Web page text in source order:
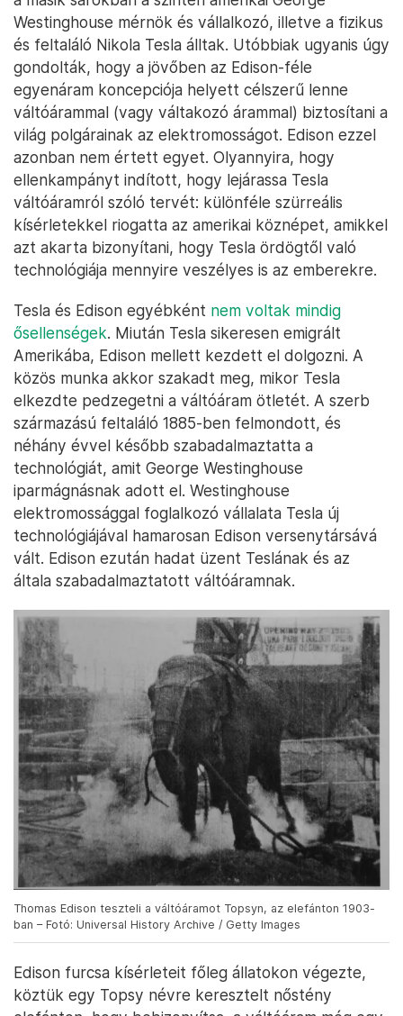
Westinghouse mérnök és vállalkozó, illetve a fizikus
és feltaláló Nikola Tesla álltak. Utóbbiak ugyanis úgy
gondolták, hogy a jövőben az Edison-féle
egyenáram koncepciója helyett célszerű lenne
váltóárammal (vagy váltakozó árammal) biztosítani a
világ polgárainak az elektromosságot. Edison ezzel
azonban nem értett egyet. Olyannyira, hogy
ellenkampányt indított, hogy lejárassa Tesla
váltóáramról szóló tervét: különféle szürreális
kísérletekkel riogatta az amerikai köznépet, amikkel
azt akarta bizonyítani, hogy Tesla ördögtől való
technológiája mennyire veszélyes is az emberekre.
Tesla és Edison egyébként nem voltak mindig
ősellenségek. Miután Tesla sikeresen emigrált
Amerikába, Edison mellett kezdett el dolgozni. A
közös munka akkor szakadt meg, mikor Tesla
elkezdte pedzegetni a váltóáram ötletét. A szerb
származású feltaláló 1885-ben felmondott, és
néhány évvel később szabadalmaztatta a
technológiát, amit George Westinghouse
iparmágnásnak adott el. Westinghouse
elektromossággal foglalkozó vállalata Tesla új
technológiájával hamarosan Edison versenytársává
vált. Edison ezután hadat üzent Teslának és az
általa szabadalmaztatott váltóáramnak.
Thomas Edison teszteli a váltóáramot Topsyn, az elefánton 1903-
ban – Fotó: Universal History Archive / Getty Images
Edison furcsa kísérleteit főleg állatokon végezte,
köztük egy Topsy névre keresztelt nőstény